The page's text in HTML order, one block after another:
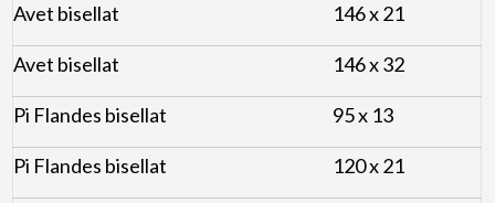
Avet bisellat 146 x 21
Avet bisellat 146 x 32
Pi Flandes bisellat 95 x 13
Pi Flandes bisellat 120 x 21